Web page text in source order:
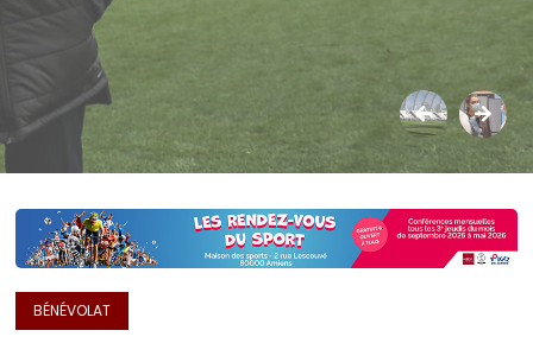
BÉNÉVOLAT